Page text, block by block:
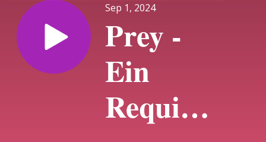
Sep 1, 2024
Prey -
Ein
Requiem